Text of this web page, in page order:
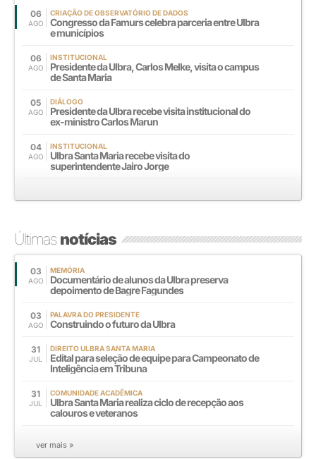
06
AGO
CRIAÇÃO DE OBSERVATÓRIO DE DADOS
Congresso da Famurs celebra parceria entre Ulbra
e municípios
06
AGO
INSTITUCIONAL
Presidente da Ulbra, Carlos Melke, visita o campus
de Santa Maria
05
AGO
DIÁLOGO
Presidente da Ulbra recebe visita institucional do
ex-ministro Carlos Marun
04
AGO
INSTITUCIONAL
Ulbra Santa Maria recebe visita do
superintendente Jairo Jorge
Últimasnotícias
03
AGO
MEMÓRIA
Documentário de alunos da Ulbra preserva
depoimento de Bagre Fagundes
03
AGO
PALAVRA DO PRESIDENTE
Construindo o futuro da Ulbra
31
JUL
DIREITO ULBRA SANTA MARIA
Edital para seleção de equipe para Campeonato de
Inteligência em Tribuna
31
JUL
COMUNIDADE ACADÊMICA
Ulbra Santa Maria realiza ciclo de recepção aos
calouros e veteranos
ver mais »